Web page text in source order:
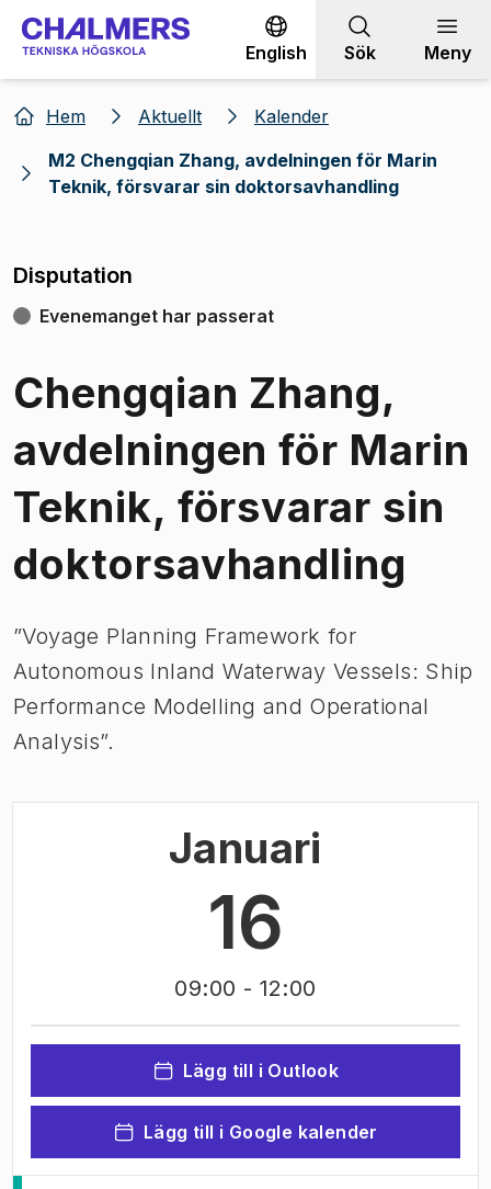
Gå till innehållet
English Sök Meny
Hem Aktuellt
Kalender
M2 Chengqian Zhang, avdelningen för Marin
Teknik, försvarar sin doktorsavhandling
Disputation
Evenemanget har passerat
Chengqian Zhang,
avdelningen för Marin
Teknik, försvarar sin
doktorsavhandling
”Voyage Planning Framework for
Autonomous Inland Waterway Vessels: Ship
Performance Modelling and Operational
Analysis”.
Januari
16
09:00 - 12:00
Lägg till i Outlook
Lägg till i Google kalender